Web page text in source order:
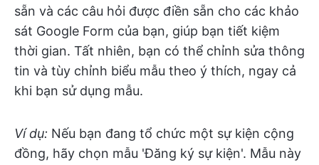
sẵn và các câu hỏi được điền sẵn cho các khảo
sát Google Form của bạn, giúp bạn tiết kiệm
thời gian. Tất nhiên, bạn có thể chỉnh sửa thông
tin và tùy chỉnh biểu mẫu theo ý thích, ngay cả
khi bạn sử dụng mẫu.
Ví dụ: Nếu bạn đang tổ chức một sự kiện cộng
đồng, hãy chọn mẫu 'Đăng ký sự kiện'. Mẫu này